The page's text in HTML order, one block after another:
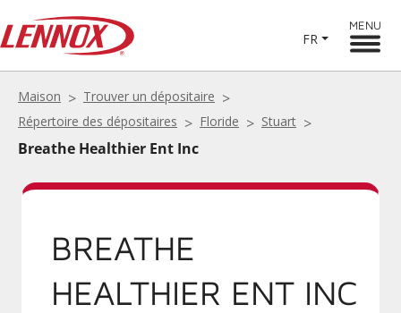
FR
MENU
Maison
Trouver un dépositaire
Répertoire des dépositaires
Floride Stuart
Breathe Healthier Ent Inc
BREATHE
HEALTHIER ENT INC